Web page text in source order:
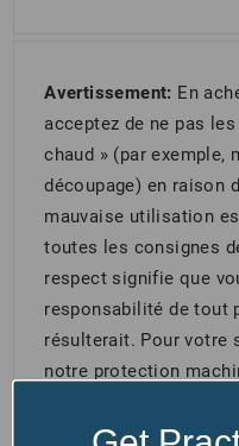
Avertissement: En
acceptez de ne pas
chaud » (par exemple,
découpage) en raison
mauvaise utilisation
toutes les consignes
respect signifie que
responsabilité de tout
résulterait. Pour votre
notre protection
Se tenir sur le côté